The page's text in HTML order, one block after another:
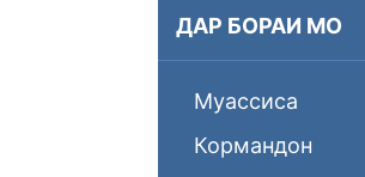
ДАР БОРАИ МО
Муассиса
Кормандон